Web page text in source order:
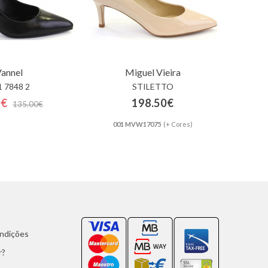
7848 2
135.00€
Miguel Vieira
STILETTO
198.50€
001 MVW17075(+ Cores)